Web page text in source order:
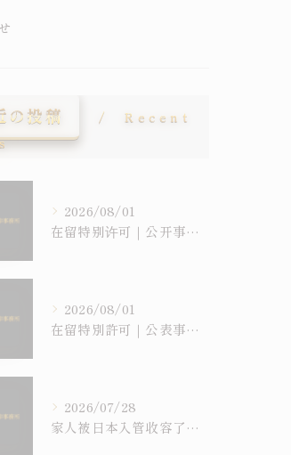
の投稿
Recent
2026/08/01
在留特别许可｜公开事例是“裁量基准”的一种，但并非所有许可都被公开
2026/08/01
在留特別許可｜公表事例は「裁量基準」の一種、しかし公表されていない許可もある
2026/07/28
家人被日本入管收容了怎么办？｜收容・假放免・在留特别许可问答